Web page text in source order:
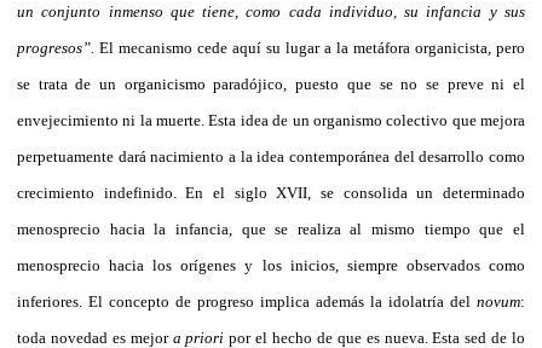
un conjunto inmenso que tiene, como cada individuo, su infancia y sus
progresos”. El mecanismo cede aquí su lugar a la metáfora organicista, pero
se trata de un organicismo paradójico, puesto que se no se preve ni el
envejecimiento ni la muerte. Esta idea de un organismo colectivo que mejora
perpetuamente dará nacimiento a la idea contemporánea del desarrollo como
crecimiento indefinido. En el siglo XVII, se consolida un determinado
menosprecio hacia la infancia, que se realiza al mismo tiempo que el
menosprecio hacia los orígenes y los inicios, siempre observados como
inferiores. El concepto de progreso implica además la idolatría del novum:
toda novedad es mejor a priori por el hecho de que es nueva. Esta sed de lo